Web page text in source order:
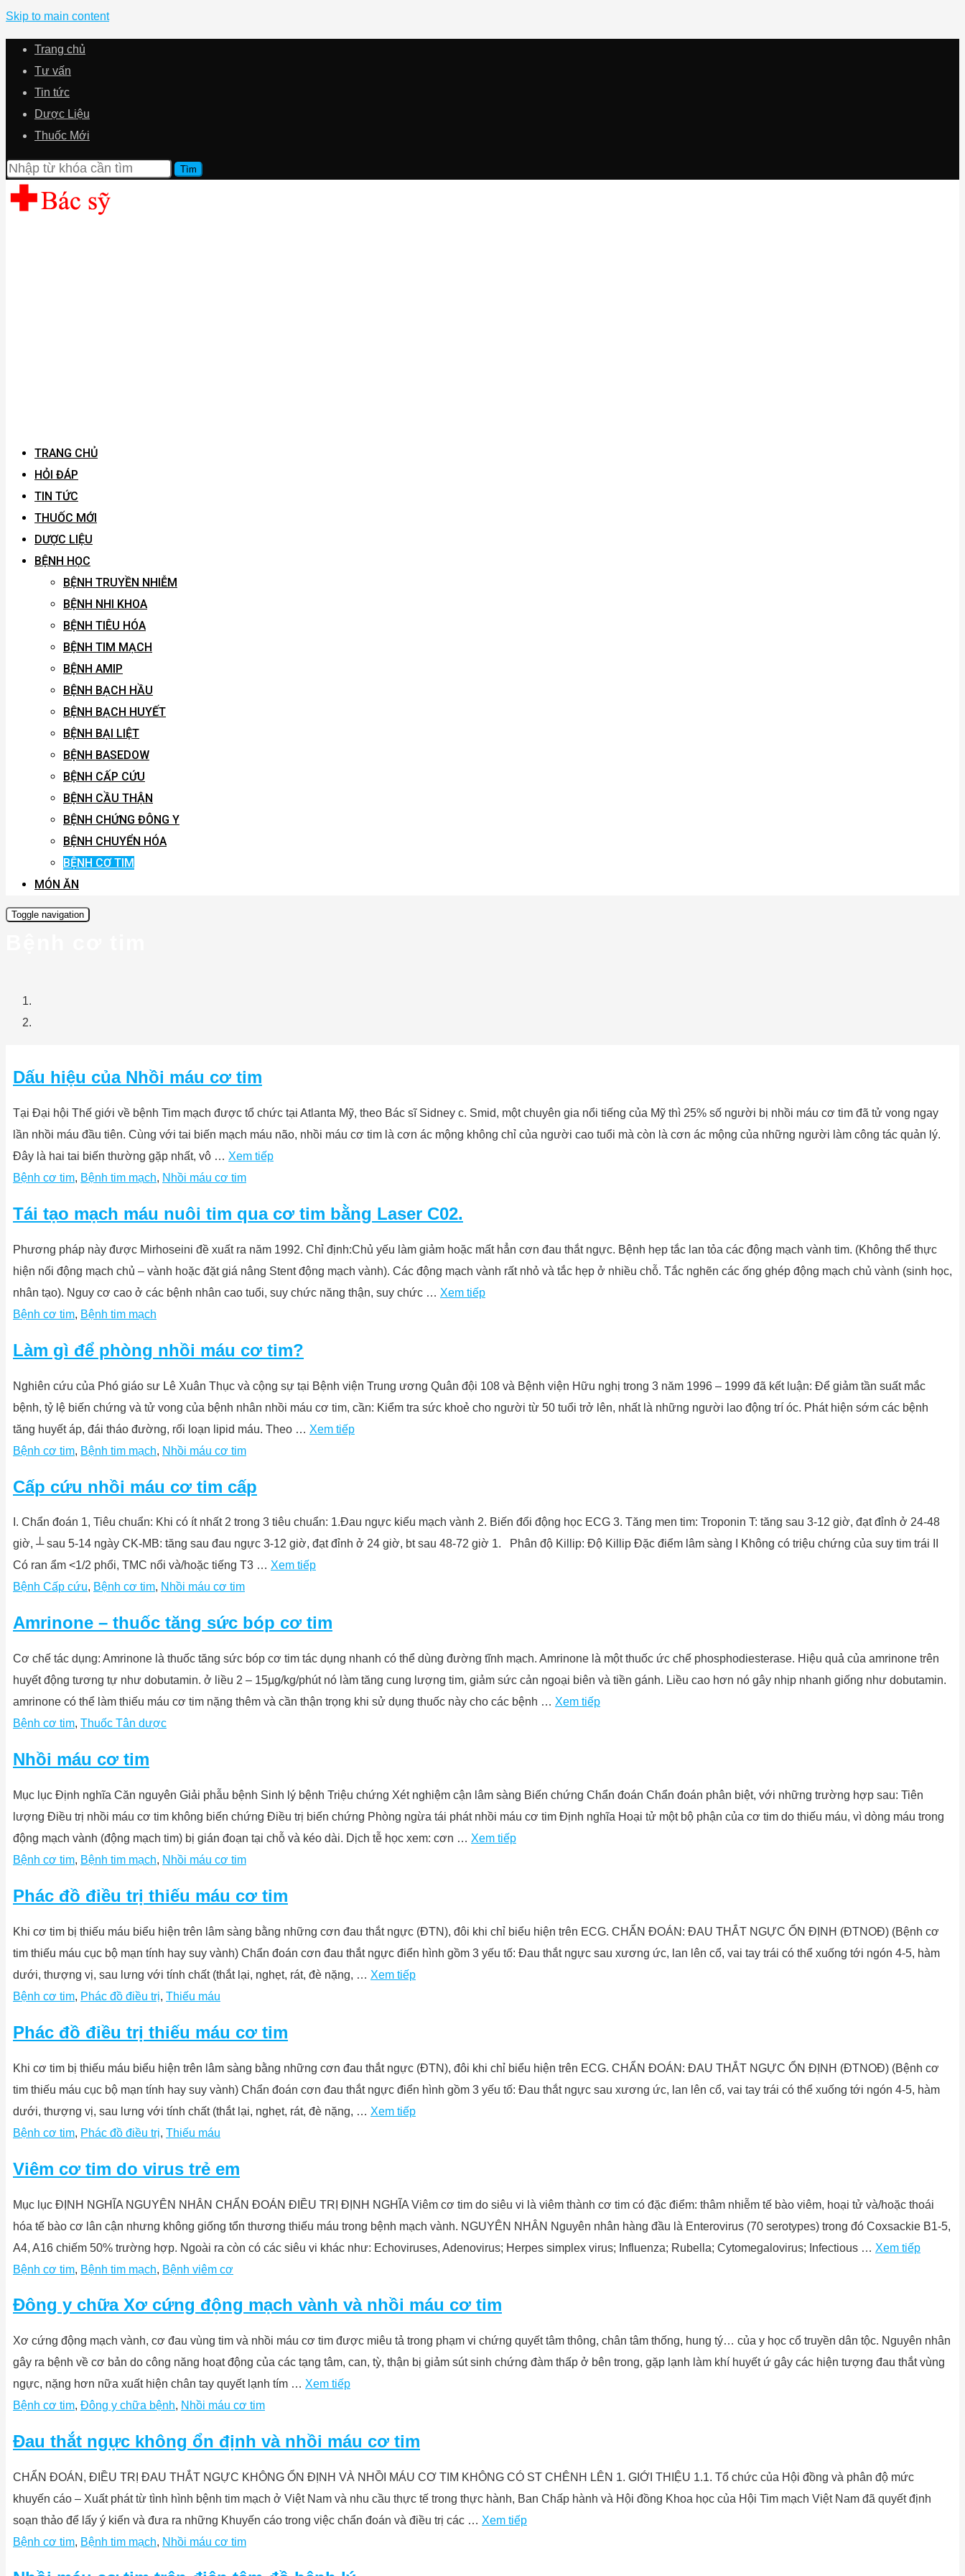
Skip to main content
Trang chủ
Tư vấn
Tin tức
Dược Liệu
Thuốc Mới
TRANG CHỦ
HỎI ĐÁP
TIN TỨC
THUỐC MỚI
DƯỢC LIỆU
BỆNH HỌC
BỆNH TRUYỀN NHIỄM
BỆNH NHI KHOA
BỆNH TIÊU HÓA
BỆNH TIM MẠCH
BỆNH AMIP
BỆNH BẠCH HẦU
BỆNH BẠCH HUYẾT
BỆNH BẠI LIỆT
BỆNH BASEDOW
BỆNH CẤP CỨU
BỆNH CẦU THẬN
BỆNH CHỨNG ĐÔNG Y
BỆNH CHUYỂN HÓA
BỆNH CƠ TIM
MÓN ĂN
Toggle navigation
Dấu hiệu của Nhồi máu cơ tim
Tại Đại hội Thế giới về bệnh Tim mạch được tổ chức tại Atlanta Mỹ, theo Bác sĩ Sidney c. Smid, một chuyên gia nổi tiếng của Mỹ thì 25% số người bị nhồi máu cơ tim đã tử vong ngay
lần nhồi máu đầu tiên. Cùng với tai biến mạch máu não, nhồi máu cơ tim là cơn ác mộng không chỉ của người cao tuổi mà còn là cơn ác mộng của những người làm công tác quản lý.
Đây là hai tai biến thường gặp nhất, vô … Xem tiếp
Bệnh cơ tim, Bệnh tim mạch, Nhồi máu cơ tim
Tái tạo mạch máu nuôi tim qua cơ tim bằng Laser C02.
Phương pháp này được Mirhoseini đề xuất ra năm 1992. Chỉ định:Chủ yếu làm giảm hoặc mất hẳn cơn đau thắt ngực. Bệnh hẹp tắc lan tỏa các động mạch vành tim. (Không thể thực
hiện nối động mạch chủ – vành hoặc đặt giá nâng Stent động mạch vành). Các động mạch vành rất nhỏ và tắc hẹp ở nhiều chỗ. Tắc nghẽn các ống ghép động mạch chủ vành (sinh học,
nhân tạo). Nguy cơ cao ở các bệnh nhân cao tuổi, suy chức năng thận, suy chức … Xem tiếp
Bệnh cơ tim, Bệnh tim mạch
Làm gì để phòng nhồi máu cơ tim?
Nghiên cứu của Phó giáo sư Lê Xuân Thục và cộng sự tại Bệnh viện Trung ương Quân đội 108 và Bệnh viện Hữu nghị trong 3 năm 1996 – 1999 đã kết luận: Để giảm tần suất mắc
bệnh, tỷ lệ biến chứng và tử vong của bệnh nhân nhồi máu cơ tim, cần: Kiểm tra sức khoẻ cho người từ 50 tuổi trở lên, nhất là những người lao động trí óc. Phát hiện sớm các bệnh
tăng huyết áp, đái tháo đường, rối loạn lipid máu. Theo … Xem tiếp
Bệnh cơ tim, Bệnh tim mạch, Nhồi máu cơ tim
Cấp cứu nhồi máu cơ tim cấp
I. Chẩn đoán 1, Tiêu chuẩn: Khi có ít nhất 2 trong 3 tiêu chuẩn: 1.Đau ngực kiểu mạch vành 2. Biến đổi động học ECG 3. Tăng men tim: Troponin T: tăng sau 3-12 giờ, đạt đỉnh ở 24-48
giờ, ┴ sau 5-14 ngày CK-MB: tăng sau đau ngực 3-12 giờ, đạt đỉnh ở 24 giờ, bt sau 48-72 giờ 1. Phân độ Killip: Độ Killip Đặc điểm lâm sàng I Không có triệu chứng của suy tim trái II
Có ran ẩm <1/2 phổi, TMC nổi và/hoặc tiếng T3 … Xem tiếp
Bệnh Cấp cứu, Bệnh cơ tim, Nhồi máu cơ tim
Amrinone – thuốc tăng sức bóp cơ tim
Cơ chế tác dụng: Amrinone là thuốc tăng sức bóp cơ tim tác dụng nhanh có thể dùng đường tĩnh mạch. Amrinone là một thuốc ức chế phosphodiesterase. Hiệu quả của amrinone trên
huyết động tương tự như dobutamin. ở liều 2 – 15µg/kg/phút nó làm tăng cung lượng tim, giảm sức cản ngoại biên và tiền gánh. Liều cao hơn nó gây nhịp nhanh giống như dobutamin.
amrinone có thể làm thiếu máu cơ tim nặng thêm và cần thận trọng khi sử dụng thuốc này cho các bệnh … Xem tiếp
Bệnh cơ tim, Thuốc Tân dược
Nhồi máu cơ tim
Mục lục Định nghĩa Căn nguyên Giải phẫu bệnh Sinh lý bệnh Triệu chứng Xét nghiệm cận lâm sàng Biến chứng Chẩn đoán Chẩn đoán phân biệt, với những trường hợp sau: Tiên
lượng Điều trị nhồi máu cơ tim không biến chứng Điều trị biến chứng Phòng ngừa tái phát nhồi máu cơ tim Định nghĩa Hoại tử một bộ phận của cơ tim do thiếu máu, vì dòng máu trong
động mạch vành (động mạch tim) bị gián đoạn tại chỗ và kéo dài. Dịch tễ học xem: cơn … Xem tiếp
Bệnh cơ tim, Bệnh tim mạch, Nhồi máu cơ tim
Phác đồ điều trị thiếu máu cơ tim
Khi cơ tim bị thiếu máu biểu hiện trên lâm sàng bằng những cơn đau thắt ngực (ĐTN), đôi khi chỉ biểu hiện trên ECG. CHẨN ĐOÁN: ĐAU THẮT NGỰC ỔN ĐỊNH (ĐTNOĐ) (Bệnh cơ
tim thiếu máu cục bộ mạn tính hay suy vành) Chẩn đoán cơn đau thắt ngực điển hình gồm 3 yếu tố: Đau thắt ngực sau xương ức, lan lên cổ, vai tay trái có thể xuống tới ngón 4-5, hàm
dưới, thượng vị, sau lưng với tính chất (thắt lại, nghẹt, rát, đè nặng, … Xem tiếp
Bệnh cơ tim, Phác đồ điều trị, Thiếu máu
Phác đồ điều trị thiếu máu cơ tim
Khi cơ tim bị thiếu máu biểu hiện trên lâm sàng bằng những cơn đau thắt ngực (ĐTN), đôi khi chỉ biểu hiện trên ECG. CHẨN ĐOÁN: ĐAU THẮT NGỰC ỔN ĐỊNH (ĐTNOĐ) (Bệnh cơ
tim thiếu máu cục bộ mạn tính hay suy vành) Chẩn đoán cơn đau thắt ngực điển hình gồm 3 yếu tố: Đau thắt ngực sau xương ức, lan lên cổ, vai tay trái có thể xuống tới ngón 4-5, hàm
dưới, thượng vị, sau lưng với tính chất (thắt lại, nghẹt, rát, đè nặng, … Xem tiếp
Bệnh cơ tim, Phác đồ điều trị, Thiếu máu
Viêm cơ tim do virus trẻ em
Mục lục ĐỊNH NGHĨA NGUYÊN NHÂN CHẨN ĐOÁN ĐIỀU TRỊ ĐỊNH NGHĨA Viêm cơ tim do siêu vi là viêm thành cơ tim có đặc điểm: thâm nhiễm tế bào viêm, hoại tử và/hoặc thoái
hóa tế bào cơ lân cận nhưng không giống tổn thương thiếu máu trong bệnh mạch vành. NGUYÊN NHÂN Nguyên nhân hàng đầu là Enterovirus (70 serotypes) trong đó Coxsackie B1-5,
A4, A16 chiếm 50% trường hợp. Ngoài ra còn có các siêu vi khác như: Echoviruses, Adenovirus; Herpes simplex virus; Influenza; Rubella; Cytomegalovirus; Infectious … Xem tiếp
Bệnh cơ tim, Bệnh tim mạch, Bệnh viêm cơ
Đông y chữa Xơ cứng động mạch vành và nhồi máu cơ tim
Xơ cứng động mạch vành, cơ đau vùng tim và nhồi máu cơ tim được miêu tả trong phạm vi chứng quyết tâm thông, chân tâm thống, hung tý… của y học cổ truyền dân tộc. Nguyên nhân
gây ra bệnh về cơ bản do công năng hoạt động của các tạng tâm, can, tỳ, thận bị giảm sút sinh chứng đàm thấp ở bên trong, gặp lạnh làm khí huyết ứ gây các hiện tượng đau thắt vùng
ngực, nặng hơn nữa xuất hiện chân tay quyết lạnh tím … Xem tiếp
Bệnh cơ tim, Đông y chữa bệnh, Nhồi máu cơ tim
Đau thắt ngực không ổn định và nhồi máu cơ tim
CHẨN ĐOÁN, ĐIỀU TRỊ ĐAU THẮT NGỰC KHÔNG ỔN ĐỊNH VÀ NHỒI MÁU CƠ TIM KHÔNG CÓ ST CHÊNH LÊN 1. GIỚI THIỆU 1.1. Tổ chức của Hội đồng và phân độ mức
khuyến cáo ‒ Xuất phát từ tình hình bệnh tim mạch ở Việt Nam và nhu cầu thực tế trong thực hành, Ban Chấp hành và Hội đồng Khoa học của Hội Tim mạch Việt Nam đã quyết định
soạn thảo để lấy ý kiến và đưa ra những Khuyến cáo trong việc chẩn đoán và điều trị các … Xem tiếp
Bệnh cơ tim, Bệnh tim mạch, Nhồi máu cơ tim